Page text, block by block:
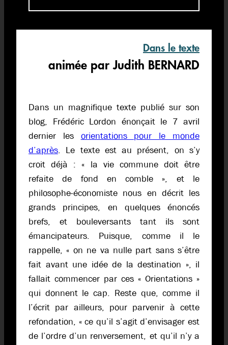
Dans le texte
animée par Judith BERNARD
Dans un magnifique texte publié sur son
blog, Frédéric Lordon énonçait le 7 avril
dernier les orientations pour le monde
d’après. Le texte est au présent, on s’y
croit déjà : « la vie commune doit être
refaite de fond en comble », et le
philosophe-économiste nous en décrit les
grands principes, en quelques énoncés
brefs, et bouleversants tant ils sont
émancipateurs. Puisque, comme il le
rappelle, « on ne va nulle part sans s’être
fait avant une idée de la destination », il
fallait commencer par ces « Orientations »
qui donnent le cap. Reste que, comme il
l’écrit par ailleurs, pour parvenir à cette
refondation, « ce qu’il s’agit d’envisager est
de l’ordre d’un renversement, et qu’il n’y a